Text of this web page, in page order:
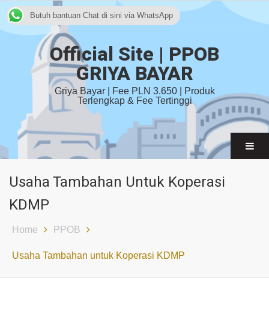
Official Site | PPOB
GRIYA BAYAR
Griya Bayar | Fee PLN 3.650 | Produk
Terlengkap & Fee Tertinggi
Usaha Tambahan Untuk Koperasi
KDMP
Home PPOB
Usaha Tambahan untuk Koperasi KDMP
Butuh bantuan Chat di sini via WhatsApp